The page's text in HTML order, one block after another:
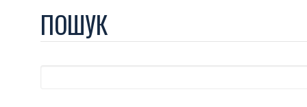
ПОШУК